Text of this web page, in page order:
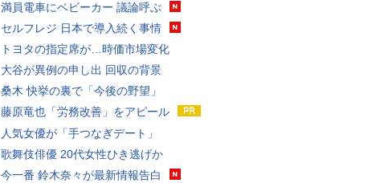
満員電車にベビーカー 議論呼ぶ
セルフレジ 日本で導入続く事情
トヨタの指定席が…時価市場変化
大谷が異例の申し出 回収の背景
桑木 快挙の裏で「今後の野望」
藤原竜也「労務改善」をアピール
人気女優が「手つなぎデート」
歌舞伎俳優 20代女性ひき逃げか
今一番 鈴木奈々が最新情報告白